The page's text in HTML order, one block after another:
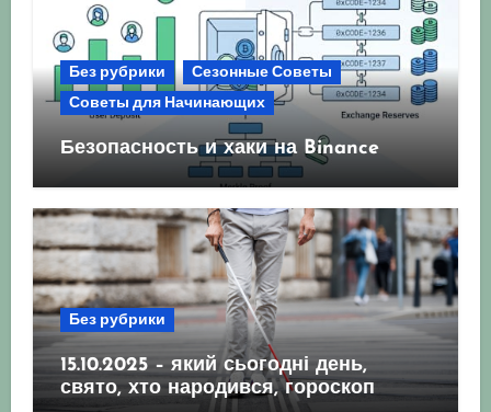
Без рубрики
Сезонные Советы
Советы для Начинающих
Безопасность и хаки на Binance
Без рубрики
15.10.2025 – який сьогодні день,
свято, хто народився, гороскоп